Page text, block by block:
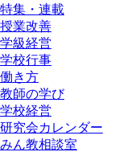
特集・連載
授業改善
学級経営
学校行事
働き方
教師の学び
学校経営
研究会カレンダー
みん教相談室